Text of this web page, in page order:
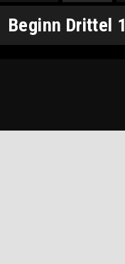
Beginn Drittel 1